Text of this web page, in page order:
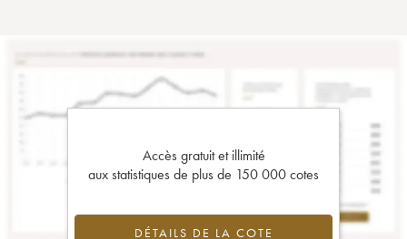
Accès gratuit et illimité
aux statistiques de plus de 150 000 cotes
DÉTAILS DE LA COTE